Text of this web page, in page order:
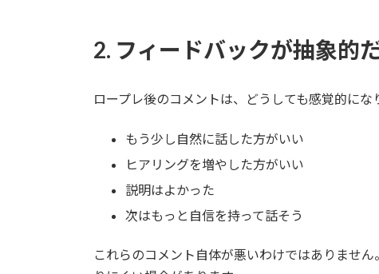
2. フィードバックが抽象的
ロープレ後のコメントは、どうしても感覚的に
もう少し自然に話した方がいい
ヒアリングを増やした方がいい
説明はよかった
次はもっと自信を持って話そう
これらのコメント自体が悪いわけではありませ